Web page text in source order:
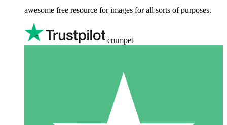
awesome free resource for images for all sorts of purposes.
crumpet